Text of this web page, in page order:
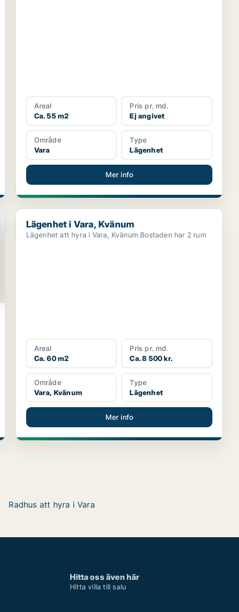
Areal
Ca. 55 m2
Pris pr. md.
Ej angivet
Område
Vara
Type
Lägenhet
Mer info
Lägenhet i Vara, Kvänum
Lägenhet i Vara, Kvänum
Lägenhet att hyra i Vara, Kvänum Bostaden har 2 rum
Areal
Ca. 60 m2
Pris pr. md.
Ca. 8 500 kr.
Område
Vara, Kvänum
Type
Lägenhet
Mer info
Radhus att hyra i Vara
Hitta oss även här
Hitta villa till salu